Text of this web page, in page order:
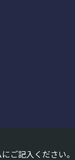
ご記入ください。